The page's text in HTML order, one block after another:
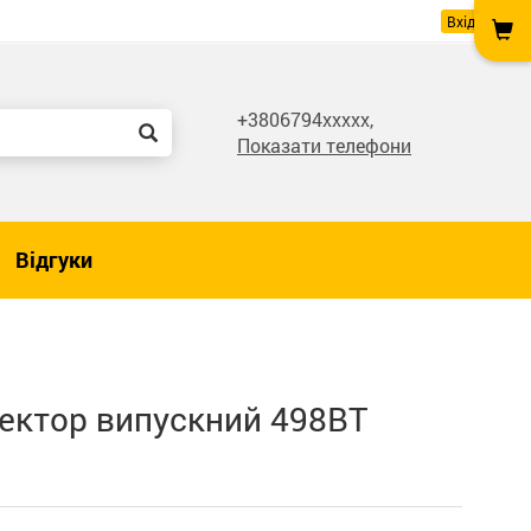
Вхід
+3806794xxxxx,
Показати телефони
Відгуки
випускний 498ВТ